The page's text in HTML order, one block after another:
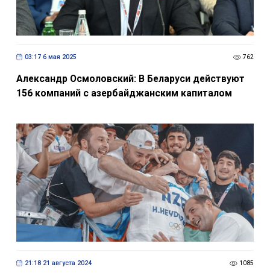
03:17 6 мая 2025 762
Александр Осмоловский: В Беларуси действуют
156 компаний с азербайджанским капиталом
21:18 21 августа 2024 1085